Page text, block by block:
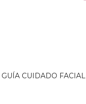
GUÍA CUIDADO FACIAL